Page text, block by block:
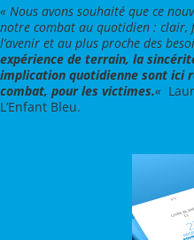
« Nous avons souhaité que ce
notre combat au quotidien : clair,
l’avenir et au plus proche des
expérience de terrain, la
implication quotidienne sont ici
combat, pour les victimes.«
L’Enfant Bleu.